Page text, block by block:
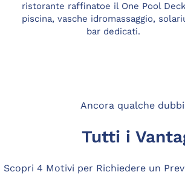
ristorante raffinatoe il One Pool
piscina, vasche idromassaggio,
bar dedicati.
Ancora qualche
Tutti i
Scopri 4 Motivi per Richiedere un